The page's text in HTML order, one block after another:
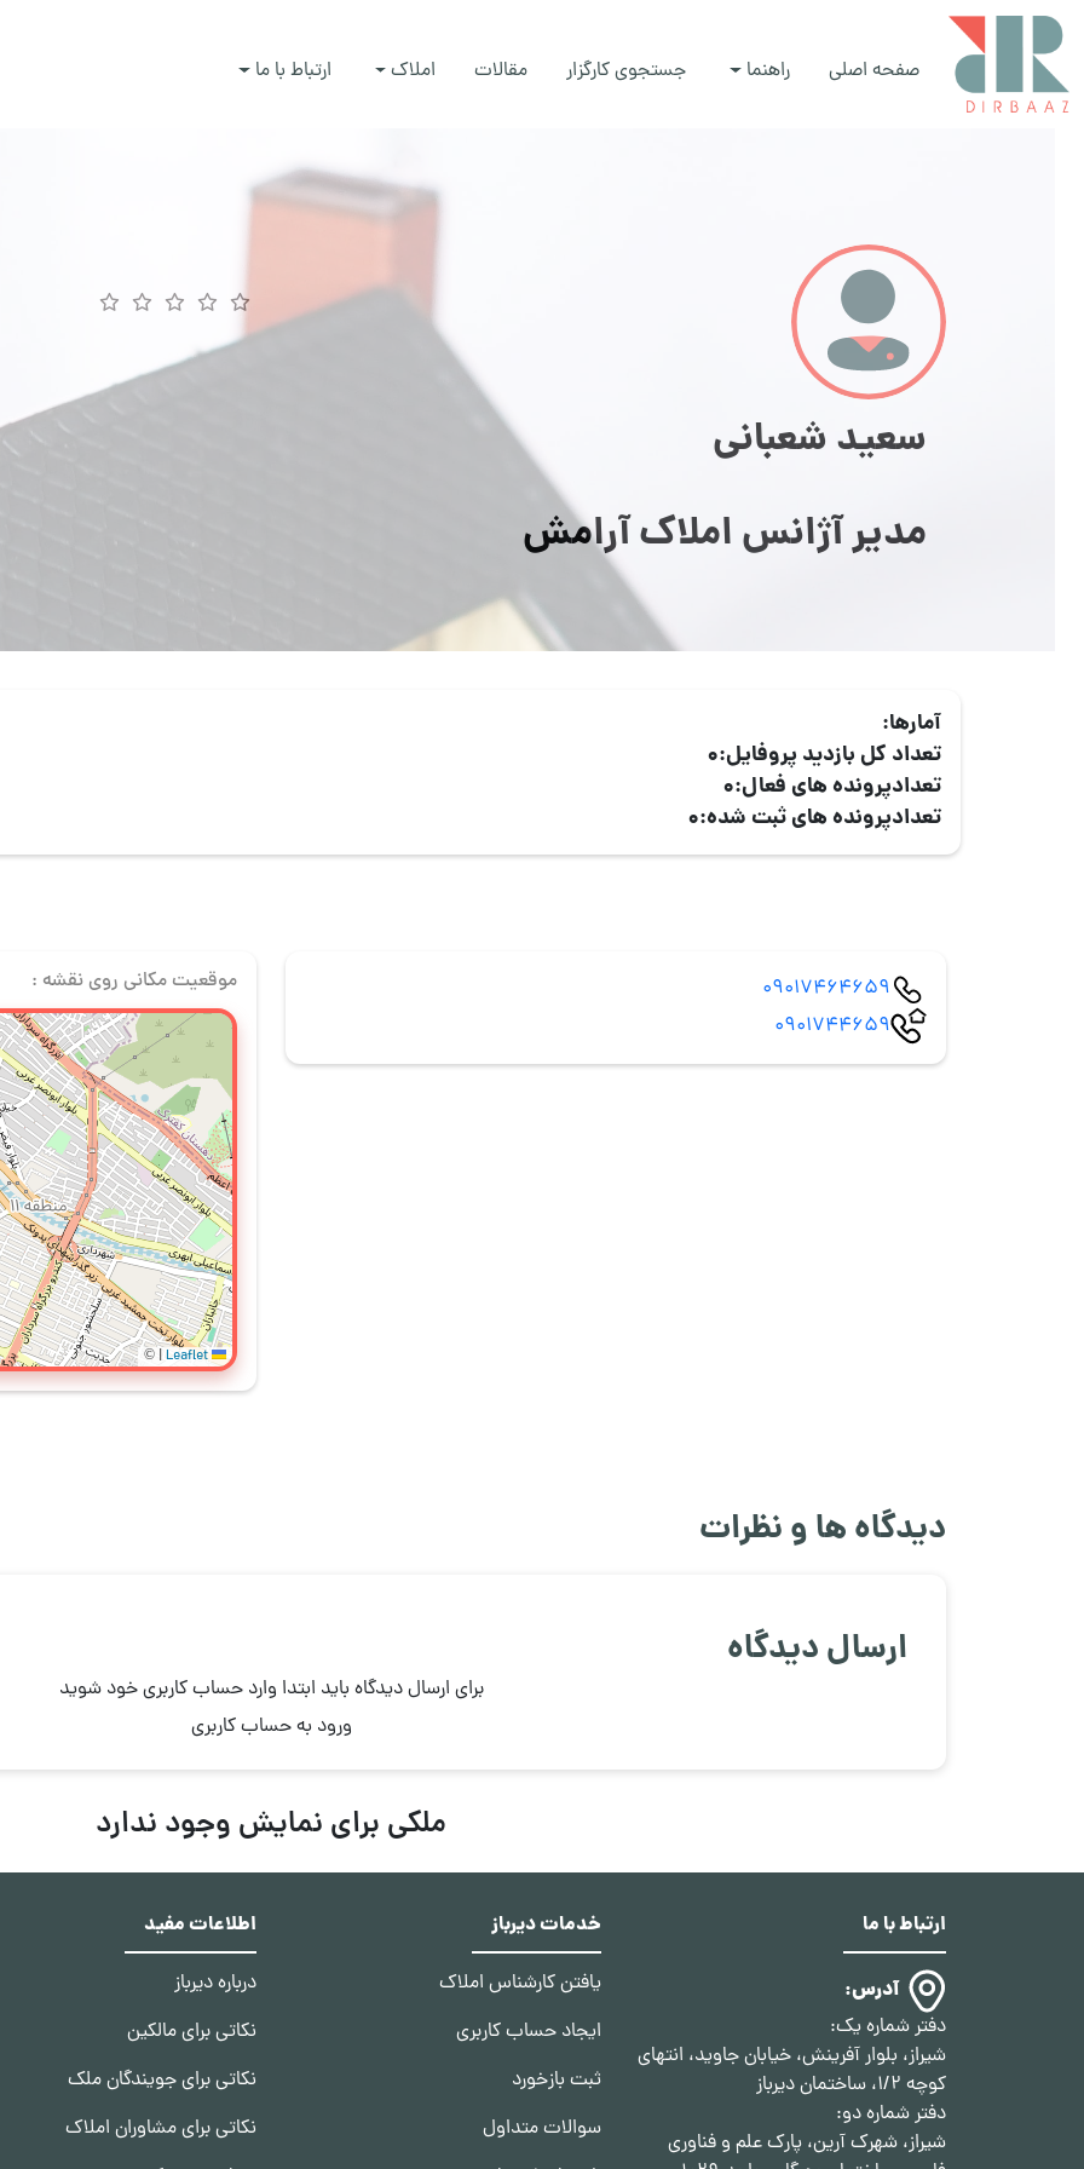
صفحه اصلی راهنما جستجوی کارگزار مقالات املاک ارتباط با ما
سعید شعبانی
مدیر آژانس املاک آرامش
آمارها:
تعداد کل بازدید پروفایل:0
تعدادپرونده های فعال:0
تعدادپرونده های ثبت شده:0
09017464659
0901744659
موقعیت مکانی روی نقشه :
Leaflet
|
©
دیدگاه ها و نظرات
ارسال دیدگاه
برای ارسال دیدگاه باید ابتدا وارد حساب کاربری خود شوید
ورود به حساب کاربری
ملکی برای نمایش وجود ندارد
ارتباط با ما
آدرس:
دفتر شماره یک:
شیراز، بلوار آفرینش، خیابان جاوید، انتهای
کوچه 1/2، ساختمان دیرباز
دفتر شماره دو:
شیراز، شهرک آرین، پارک علم و فناوری
خدمات دیرباز
یافتن کارشناس املاک
ایجاد حساب کاربری
ثبت بازخورد
سوالات متداول
اطلاعات مفید
درباره دیرباز
نکاتی برای مالکین
نکاتی برای جویندگان ملک
نکاتی برای مشاوران املاک